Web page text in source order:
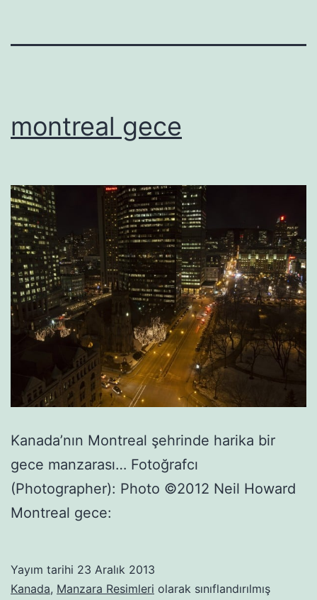
montreal gece
Kanada’nın Montreal şehrinde harika bir
gece manzarası… Fotoğrafcı
(Photographer): Photo ©2012 Neil Howard
Montreal gece:
Yayım tarihi 23 Aralık 2013
Kanada, Manzara Resimleri olarak sınıflandırılmış